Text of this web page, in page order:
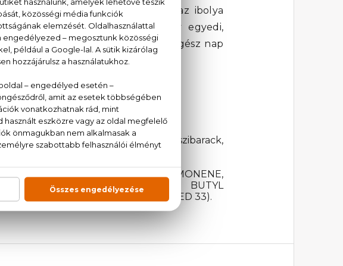
követnek, finoman kiegészülve az ibolya
Cosmone® alkotják, melyek egy egyedi,
virágos-gyümölcsös illata egész nap
bazsarózsa, ibolya, őszibarack,
AQUA (WATER), LIMONENE,
BENZYL SALICYLATE, BUTYL
CITRAL, CITRONELLOL, CI 17200 (RED 33).